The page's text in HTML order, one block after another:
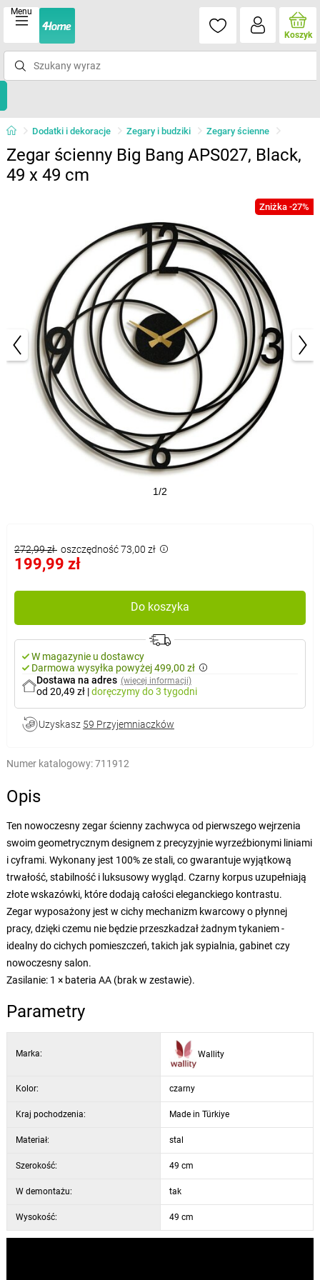
Menu
Koszyk
Dodatki i dekoracje Zegary i budziki Zegary ścienne
Zegar ścienny Big Bang APS027, Black,
49 x 49 cm
Zniżka -27%
1/2
272,99 zł oszczędność 73,00 zł
199,99 zł
Do koszyka
W magazynie u dostawcy
Darmowa wysyłka powyżej 499,00 zł
Dostawa na adres (więcej informacji)
od 20,49 zł |doręczymydo 3 tygodni
Uzyskasz 59 Przyjemniaczków
Numer katalogowy:711912
Opis
Ten nowoczesny zegar ścienny zachwyca od pierwszego wejrzenia
swoim geometrycznym designem z precyzyjnie wyrzeźbionymi liniami
i cyframi. Wykonany jest 100% ze stali, co gwarantuje wyjątkową
trwałość, stabilność i luksusowy wygląd. Czarny korpus uzupełniają
złote wskazówki, które dodają całości eleganckiego kontrastu.
Zegar wyposażony jest w cichy mechanizm kwarcowy o płynnej
pracy, dzięki czemu nie będzie przeszkadzał żadnym tykaniem -
idealny do cichych pomieszczeń, takich jak sypialnia, gabinet czy
nowoczesny salon.
Zasilanie: 1 × bateria AA (brak w zestawie).
Parametry
Marka: Wallity
Kolor: czarny
Kraj pochodzenia: Made in Türkiye
Materiał: stal
Szerokość: 49 cm
W demontażu: tak
Wysokość: 49 cm